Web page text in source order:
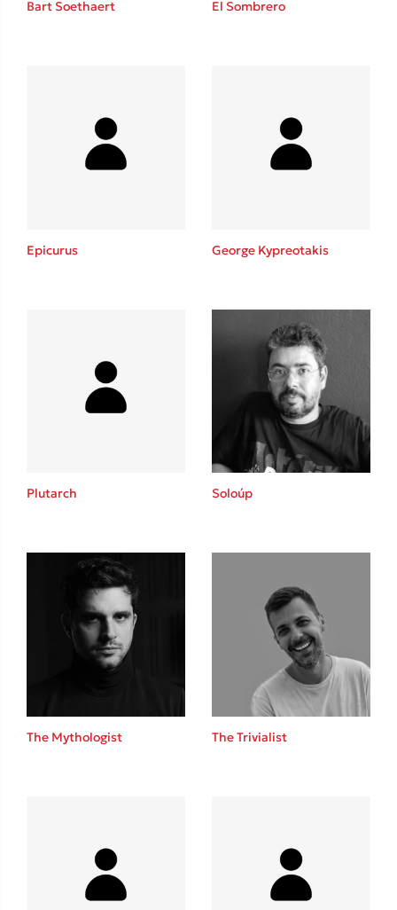
Playlist
Το λεξικό της ζωής σου
Ιωάννης Γλωσσόπουλος
Ένας γίγαντας στο σχολείο
Δανάη Δεληγεώργη
Bart Soethaert El Sombrero
Epicurus George Kypreotakis
Plutarch Soloúp
The Mythologist The Trivialist